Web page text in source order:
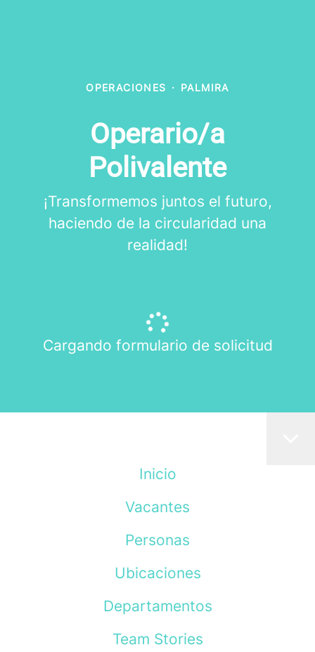
OPERACIONES · PALMIRA
Operario/a
Polivalente
¡Transformemos juntos el futuro,
haciendo de la circularidad una
realidad!
Cargando formulario de solicitud
Inicio
Vacantes
Personas
Ubicaciones
Departamentos
Team Stories